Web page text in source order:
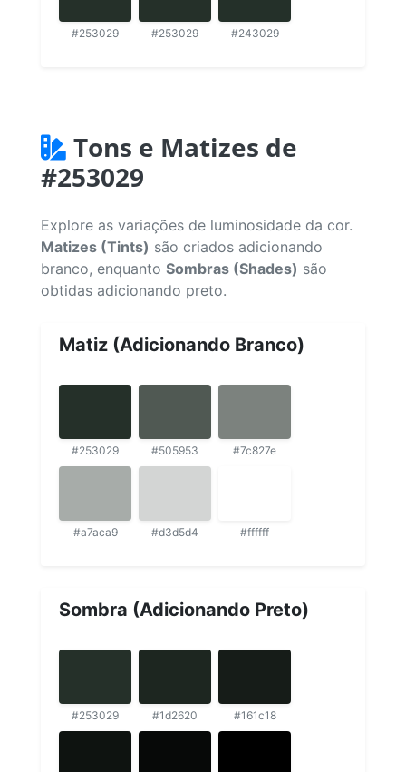
#253029 #253029 #243029
Tons e Matizes de
#253029
Explore as variações de luminosidade da cor.
Matizes (Tints) são criados adicionando
branco, enquanto Sombras (Shades) são
obtidas adicionando preto.
Matiz (Adicionando Branco)
#253029 #505953 #7c827e
#a7aca9 #d3d5d4 #ffffff
Sombra (Adicionando Preto)
#253029 #1d2620 #161c18